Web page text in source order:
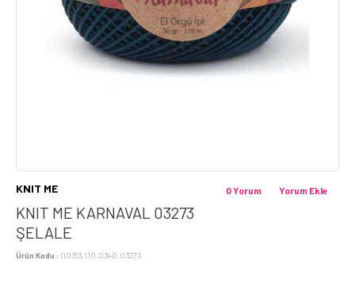
KNIT ME
KNIT ME KARNAVAL 03273
ŞELALE
Ürün Kodu : 00153.110.0340.03273
Yorum Ekle
0 Yorum